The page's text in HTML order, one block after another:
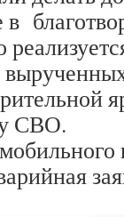
в
СВО.